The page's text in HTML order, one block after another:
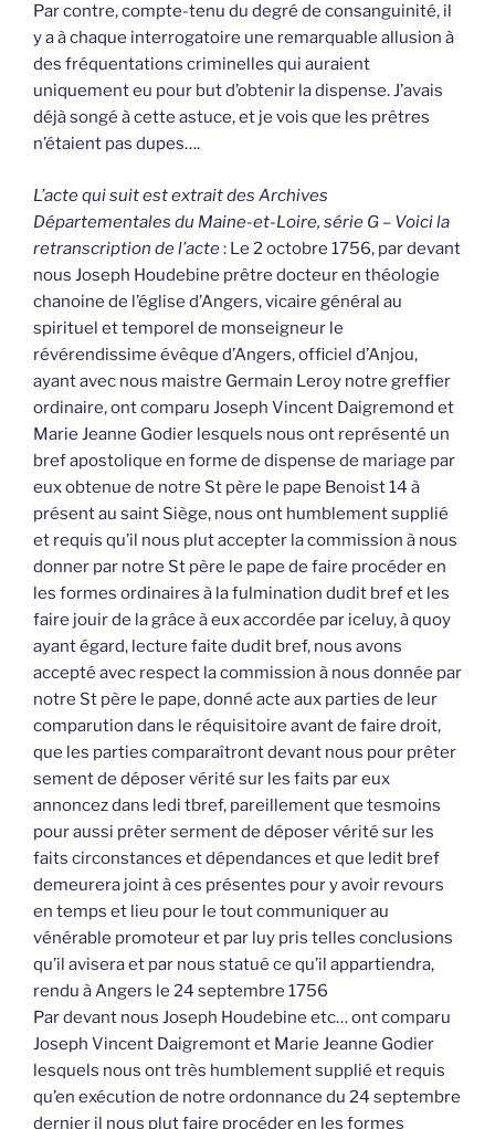
Par contre, compte-tenu du degré de consanguinité, il
y a à chaque interrogatoire une remarquable allusion à
des fréquentations criminelles qui auraient
uniquement eu pour but d’obtenir la dispense. J’avais
déjà songé à cette astuce, et je vois que les prêtres
n’étaient pas dupes….
L’acte qui suit est extrait des Archives
Départementales du Maine-et-Loire, série G – Voici la
retranscription de l’acte: Le 2 octobre 1756, par devant
nous Joseph Houdebine prêtre docteur en théologie
chanoine de l’église d’Angers, vicaire général au
spirituel et temporel de monseigneur le
révérendissime évêque d’Angers, officiel d’Anjou,
ayant avec nous maistre Germain Leroy notre greffier
ordinaire, ont comparu Joseph Vincent Daigremond et
Marie Jeanne Godier lesquels nous ont représenté un
bref apostolique en forme de dispense de mariage par
eux obtenue de notre St père le pape Benoist 14 à
présent au saint Siège, nous ont humblement supplié
et requis qu’il nous plut accepter la commission à nous
donner par notre St père le pape de faire procéder en
les formes ordinaires à la fulmination dudit bref et les
faire jouir de la grâce à eux accordée par iceluy, à quoy
ayant égard, lecture faite dudit bref, nous avons
accepté avec respect la commission à nous donnée par
notre St père le pape, donné acte aux parties de leur
comparution dans le réquisitoire avant de faire droit,
que les parties comparaîtront devant nous pour prêter
sement de déposer vérité sur les faits par eux
annoncez dans ledi tbref, pareillement que tesmoins
pour aussi prêter serment de déposer vérité sur les
faits circonstances et dépendances et que ledit bref
demeurera joint à ces présentes pour y avoir revours
en temps et lieu pour le tout communiquer au
vénérable promoteur et par luy pris telles conclusions
qu’il avisera et par nous statué ce qu’il appartiendra,
rendu à Angers le 24 septembre 1756
Par devant nous Joseph Houdebine etc… ont comparu
Joseph Vincent Daigremont et Marie Jeanne Godier
lesquels nous ont très humblement supplié et requis
qu’en exécution de notre ordonnance du 24 septembre
dernier il nous plut faire procéder en les formes